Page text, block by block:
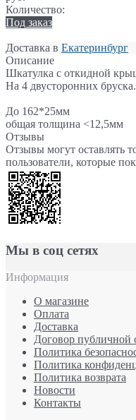
Количество:
Под заказ
Доставка в Екатеринбург
Описание
Шкатулка с откидной
На 4 двусторонних бруска.
До 162*25мм
общая толщина <12,5мм
Отзывы
Отзывы могут оставлять
пользователи, которые
Мы в соц сетях
Информация
О магазине
Оплата
Доставка
Договор публичной
Политика
Политика
Политика возврата
Новости
Контакты